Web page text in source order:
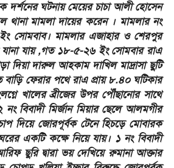
দর্শনের ঘটনায় মেয়ের চাচা আলী হোসেন
থানা মামলা দায়ের করেন । মামলার নং
সোমবাব। মামলার এজাহার ও শেরপুর
যানা যায় ,গত ১৮-৫-২৬ ইং সোমবার রাএ
দিয়া দারুল আহকাম দাখিল মাদ্রাসা ছুটি
বাড়ি ফেরার পথে রাএ প্রায় ৮.৪০ ঘটিকার
খালের ব্রীজের উপর পৌঁছানোর সাথে
নং বিবাদী মির্জান মিয়ার ছেলে আলমগীর
দিয়ে জোরপূর্বক টেনে হিচড়ে মোবারক
ঘরের একটি কক্ষে নিয়ে যায়। ১ নং বিবাদী
ছুরি দ্বারা ভয় দেখিয়ে রুমানা আক্তার